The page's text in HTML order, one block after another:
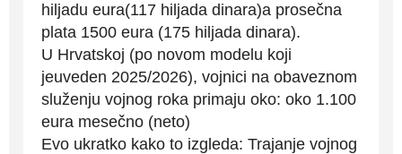
hiljadu eura(117 hiljada dinara)a prosečna
plata 1500 eura (175 hiljada dinara).
U Hrvatskoj (po novom modelu koji
jeuveden 2025/2026), vojnici na obaveznom
služenju vojnog roka primaju oko: oko 1.100
eura mesečno (neto)
Evo ukratko kako to izgleda: Trajanje vojnog